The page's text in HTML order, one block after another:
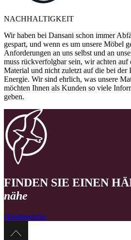
NACHHALTIGKEIT
Wir haben bei Dansani schon immer
gespart, und wenn es um unsere Möbel
Anforderungen an uns selbst und an
muss rückverfolgbar sein, wir achten
Material und nicht zuletzt auf die bei der
Energie. Wir sind ehrlich, was unsere
möchten Ihnen als Kunden so viele
geben.
FINDEN SIE EINEN
nähe
Händlersuche